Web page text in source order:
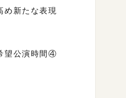
め新たな表現
望公演時間④